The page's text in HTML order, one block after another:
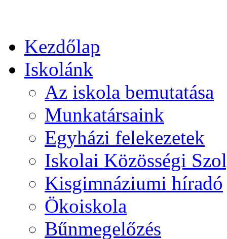
Kezdőlap
Iskolánk
Az iskola bemutatása
Munkatársaink
Egyházi felekezetek
Iskolai Közösségi
Kisgimnáziumi híradó
Ökoiskola
Bűnmegelőzés